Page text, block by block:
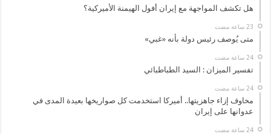
هل تكشف المواجهة مع إيران أفول الهيمنة الأميركية؟
متى يُوصف رئيس دولة بأنه «غبي»
‏24 ساعة مضت
تفسير الميزان : السيد الطباطبائي
‏24 ساعة مضت
مخاوف إزاء جاهزيتها.. أميركا استخدمت كل صواريخها بعيدة المدى في
عدوانها على إيران
‏24 ساعة مضت